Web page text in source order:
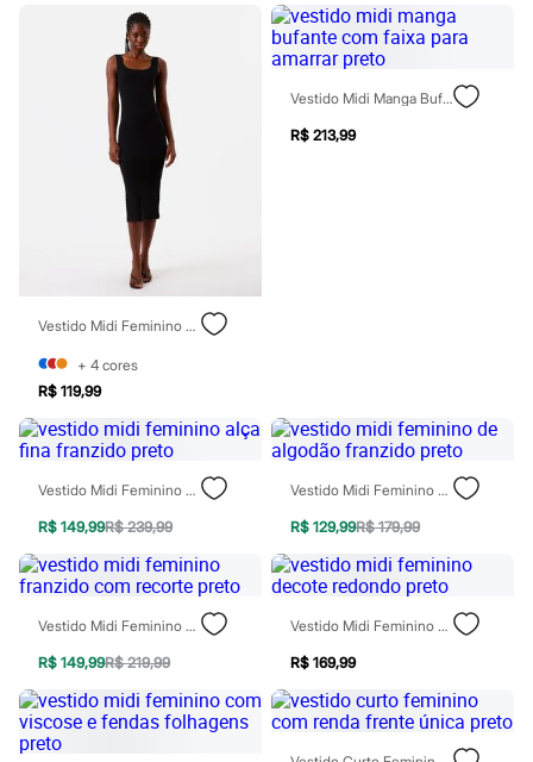
Personagens
Blusas e Camisetas
Casacos e Jaquetas
Moda esportiva
Shorts e Bermudas
Todos os produtos
Arrumadinho para os meninos
Romântico para as meninas
Novidades
Roupas menina
0 a 24 meses
1 a 5 anos
4 a 12 anos
10 a 16 anos
Roupas menino
0 a 24 meses
1 a 5 anos
4 a 12 anos
10 a 16 anos
Recém-nascido
Bolsas e Mochilas
Chapéus
Calçados
Botas
Chinelos
Pantufas
Vestido Midi Feminino De Algodão Decote Quadrado Básico Preto
+ 4 cores
R$ 119,99
Vestido Midi Manga Bufante Com Faixa Para Amarrar Preto
R$ 213,99
Vestido Midi Feminino Alça Fina Franzido Preto
R$ 149,99R$ 239,99
Vestido Midi Feminino De Algodão Franzido Preto
R$ 129,99R$ 179,99
Vestido Midi Feminino Franzido Com Recorte Preto
R$ 149,99R$ 219,99
Vestido Midi Feminino Decote Redondo Preto
R$ 169,99